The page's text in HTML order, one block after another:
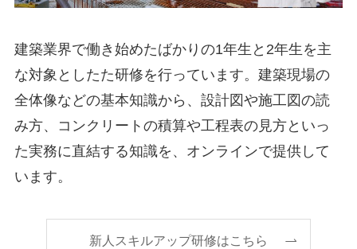
建築業界で働き始めたばかりの1年生と2年生を主
な対象としたた研修を行っています。建築現場の
全体像などの基本知識から、設計図や施工図の読
み方、コンクリートの積算や工程表の見方といっ
た実務に直結する知識を、オンラインで提供して
います。
新人スキルアップ研修はこちら